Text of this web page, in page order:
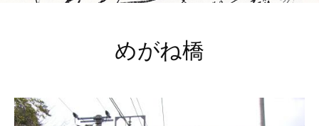
めがね橋